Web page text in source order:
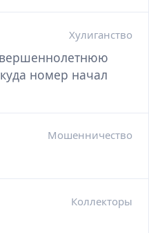
Хулиганство
номер начал
Мошенничество
Коллекторы